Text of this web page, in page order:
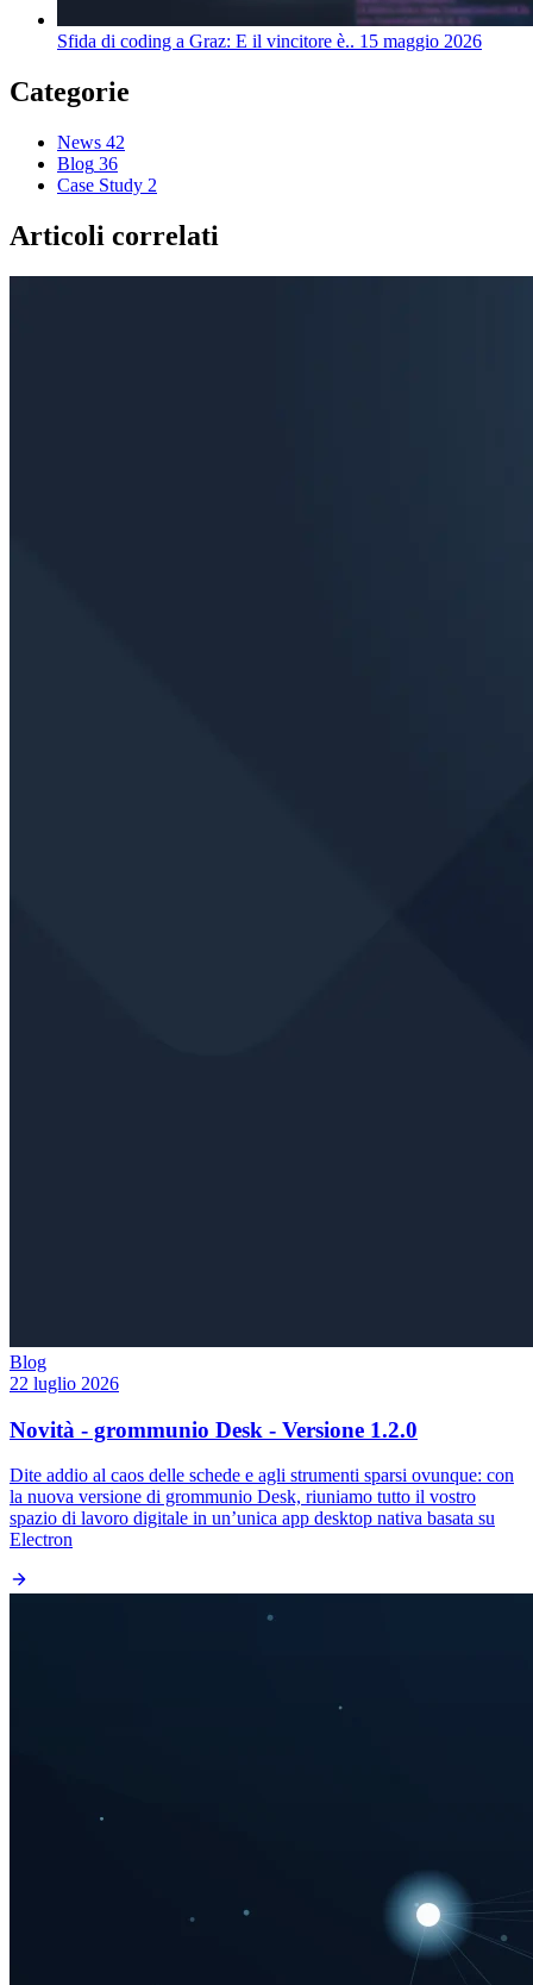
Sfida di coding a Graz: E il vincitore è.. 15 maggio 2026
Categorie
News 42
Blog 36
Case Study 2
Articoli correlati
Blog
22 luglio 2026
Novità - grommunio Desk - Versione 1.2.0
Dite addio al caos delle schede e agli strumenti sparsi ovunque: con
la nuova versione di grommunio Desk, riuniamo tutto il vostro
spazio di lavoro digitale in un’unica app desktop nativa basata su
Electron